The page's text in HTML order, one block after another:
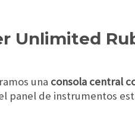
Unlimited
una consola central
panel de instrumentos